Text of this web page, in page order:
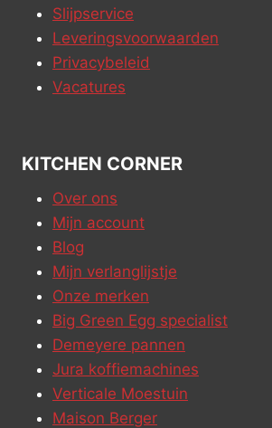
Slijpservice
Leveringsvoorwaarden
Privacybeleid
Vacatures
KITCHEN CORNER
Over ons
Mijn account
Blog
Mijn verlanglijstje
Onze merken
Big Green Egg specialist
Demeyere pannen
Jura koffiemachines
Verticale Moestuin
Maison Berger